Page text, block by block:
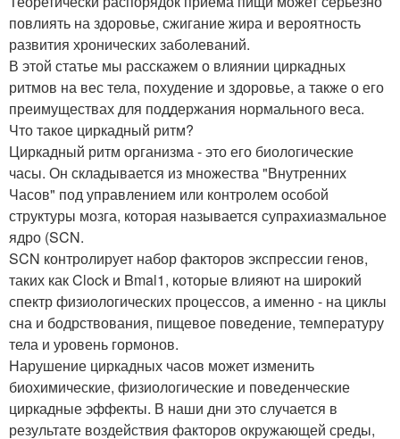
повлиять на здоровье, сжигание жира и вероятность
развития хронических заболеваний.
В этой статье мы расскажем о влиянии циркадных
ритмов на вес тела, похудение и здоровье, а также о его
преимуществах для поддержания нормального веса.
Что такое циркадный ритм?
Циркадный ритм организма - это его биологические
часы. Он складывается из множества "Внутренних
Часов" под управлением или контролем особой
структуры мозга, которая называется супрахиазмальное
ядро (SCN.
SCN контролирует набор факторов экспрессии генов,
таких как Clock и Bmal1, которые влияют на широкий
спектр физиологических процессов, а именно - на циклы
сна и бодрствования, пищевое поведение, температуру
тела и уровень гормонов.
Нарушение циркадных часов может изменить
биохимические, физиологические и поведенческие
циркадные эффекты. В наши дни это случается в
результате воздействия факторов окружающей среды,